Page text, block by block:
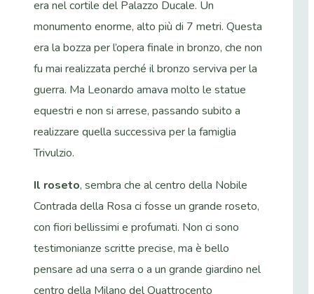
era nel cortile del Palazzo Ducale. Un
monumento enorme, alto più di 7 metri. Questa
era la bozza per l’opera finale in bronzo, che non
fu mai realizzata perché il bronzo serviva per la
guerra. Ma Leonardo amava molto le statue
equestri e non si arrese, passando subito a
realizzare quella successiva per la famiglia
Trivulzio.
Il roseto, sembra che al centro della Nobile
Contrada della Rosa ci fosse un grande roseto,
con fiori bellissimi e profumati. Non ci sono
testimonianze scritte precise, ma è bello
pensare ad una serra o a un grande giardino nel
centro della Milano del Quattrocento